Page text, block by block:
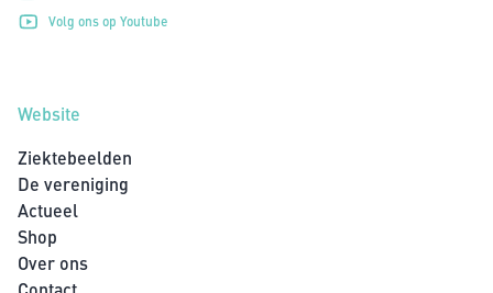
Volg ons op Youtube
Website
Ziektebeelden
De vereniging
Actueel
Shop
Over ons